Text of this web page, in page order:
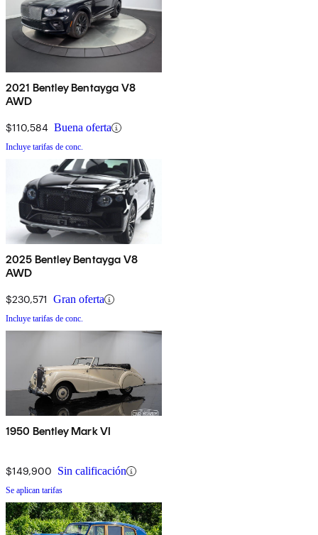
2021 Bentley Bentayga V8
AWD
$110,584 Buena oferta
Incluye tarifas de conc.
2025 Bentley Bentayga V8
AWD
$230,571 Gran oferta
Incluye tarifas de conc.
1950 Bentley Mark VI
$149,900 Sin calificación
Se aplican tarifas